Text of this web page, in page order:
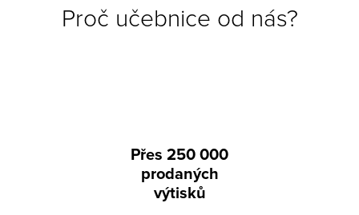
Proč učebnice od nás?
Přes 250 000
prodaných
výtisků